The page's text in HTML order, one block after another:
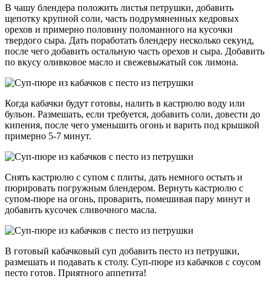
В чашу блендера положить листья петрушки, добавить
щепотку крупной соли, часть подрумяненных кедровых
орехов и примерно половину поломанного на кусочки
твердого сыра. Дать поработать блендеру несколько секунд,
после чего добавить остальную часть орехов и сыра. Добавить
по вкусу оливковое масло и свежевыжатый сок лимона.
Когда кабачки будут готовы, налить в кастрюлю воду или
бульон. Размешать, если требуется, добавить соли, довести до
кипения, после чего уменьшить огонь и варить под крышкой
примерно 5-7 минут.
Снять кастрюлю с супом с плиты, дать немного остыть и
пюрировать погружным блендером. Вернуть кастрюлю с
супом-пюре на огонь, проварить, помешивая пару минут и
добавить кусочек сливочного масла.
В готовый кабачковый суп добавить песто из петрушки,
размешать и подавать к столу. Суп-пюре из кабачков с соусом
песто готов. Приятного аппетита!